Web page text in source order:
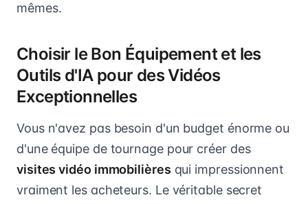
mêmes.
Choisir le Bon Équipement et les
Outils d'IA pour des Vidéos
Exceptionnelles
Vous n'avez pas besoin d'un budget énorme ou
d'une équipe de tournage pour créer des
visites vidéo immobilières qui impressionnent
vraiment les acheteurs. Le véritable secret